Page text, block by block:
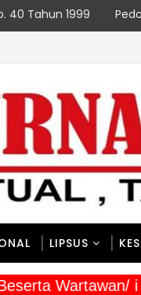
40 Tahun 1999
LIPSUS